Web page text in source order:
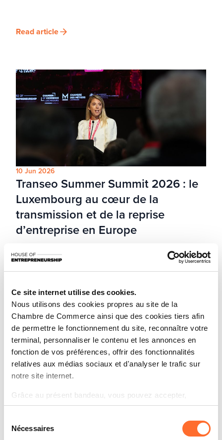
Ce site internet utilise des cookies.
Nous utilisons des cookies propres au site de la
Chambre de Commerce ainsi que des cookies tiers afin
de permettre le fonctionnement du site, reconnaître votre
terminal, personnaliser le contenu et les annonces en
fonction de vos préférences, offrir des fonctionnalités
relatives aux médias sociaux et d'analyser le trafic sur
notre site internet.
Grâce au présent bandeau, vous pouvez accepter,
refuser ou configurer les cookies selon vos préférences,
à l’exception des cookies strictement nécessaires au
fonctionnement du site. Une description des différents
Nécessaires
Read article
10 Jun 2026
Transeo Summer Summit 2026 : le
Luxembourg au cœur de la
transmission et de la reprise
d’entreprise en Europe
Read article
RCS: votre entreprise est-elle